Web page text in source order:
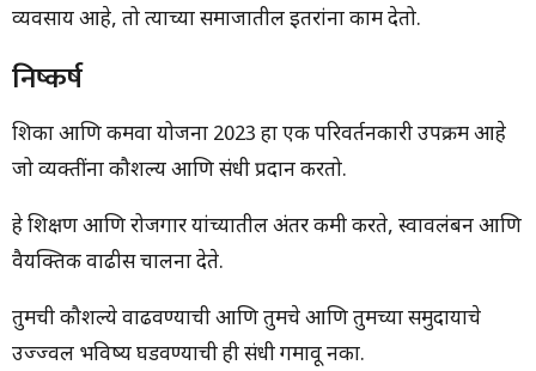
व्यवसाय आहे, तो त्याच्या समाजातील इतरांना काम देतो.
निष्कर्ष
शिका आणि कमवा योजना 2023 हा एक परिवर्तनकारी उपक्रम आहे
जो व्यक्तींना कौशल्य आणि संधी प्रदान करतो.
हे शिक्षण आणि रोजगार यांच्यातील अंतर कमी करते, स्वावलंबन आणि
वैयक्तिक वाढीस चालना देते.
तुमची कौशल्ये वाढवण्याची आणि तुमचे आणि तुमच्या समुदायाचे
उज्ज्वल भविष्य घडवण्याची ही संधी गमावू नका.